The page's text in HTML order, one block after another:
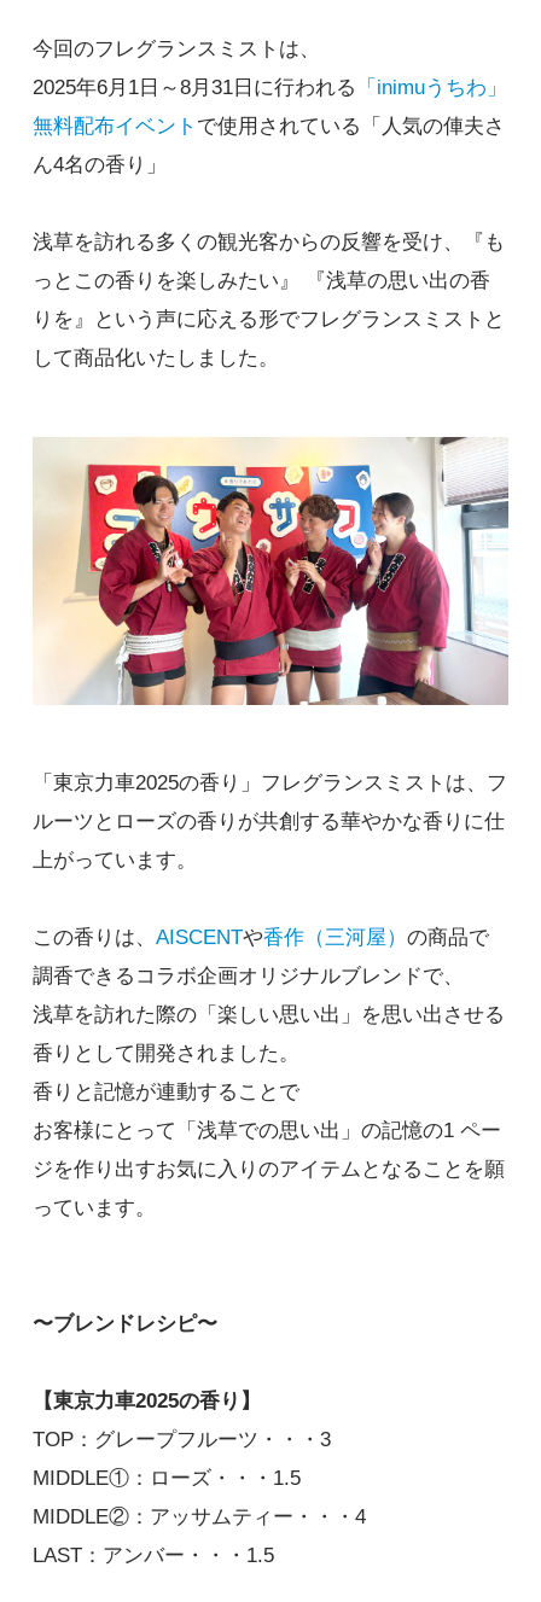
今回のフレグランスミストは、
2025年6月1日～8月31日に行われる 「inimuうちわ」
無料配布イベント で使用されている「人気の俥夫さ
ん4名の香り」
浅草を訪れる多くの観光客からの反響を受け、『も
っとこの香りを楽しみたい』 『浅草の思い出の香
りを』という声に応える形でフレグランスミストと
して商品化いたしました。
「東京力車2025の香り」フレグランスミストは、フ
ルーツとローズの香りが共創する華やかな香りに仕
上がっています。
この香りは、 AISCENTや香作（三河屋） の商品で
調香できるコラボ企画オリジナルブレンドで、
浅草を訪れた際の「楽しい思い出」を思い出させる
香りとして開発されました。
香りと記憶が連動することで
お客様にとって「浅草での思い出」の記憶の1 ペー
ジを作り出すお気に入りのアイテムとなることを願
っています。
〜ブレンドレシピ〜
【東京力車2025の香り】
TOP：グレープフルーツ・・・3
MIDDLE①：ローズ・・・1.5
MIDDLE②：アッサムティー・・・4
LAST：アンバー・・・1.5